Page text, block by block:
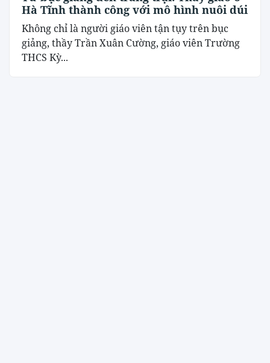
Hà Tĩnh thành công với mô hình nuôi dúi
Không chỉ là người giáo viên tận tụy trên bục
giảng, thầy Trần Xuân Cường, giáo viên Trường
THCS Kỳ...